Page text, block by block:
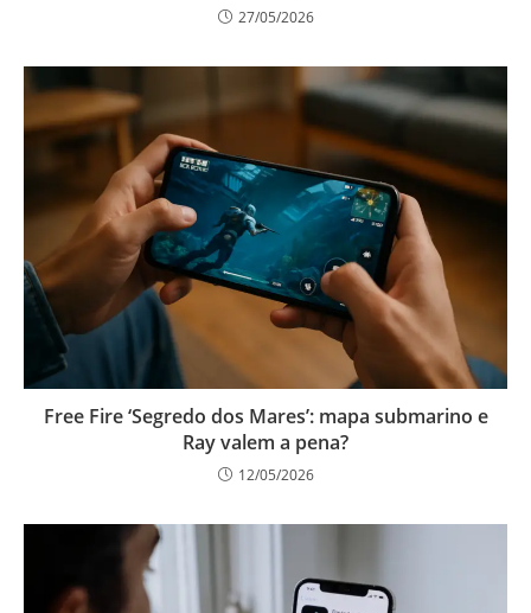
27/05/2026
Free Fire ‘Segredo dos Mares’: mapa submarino e
Ray valem a pena?
12/05/2026